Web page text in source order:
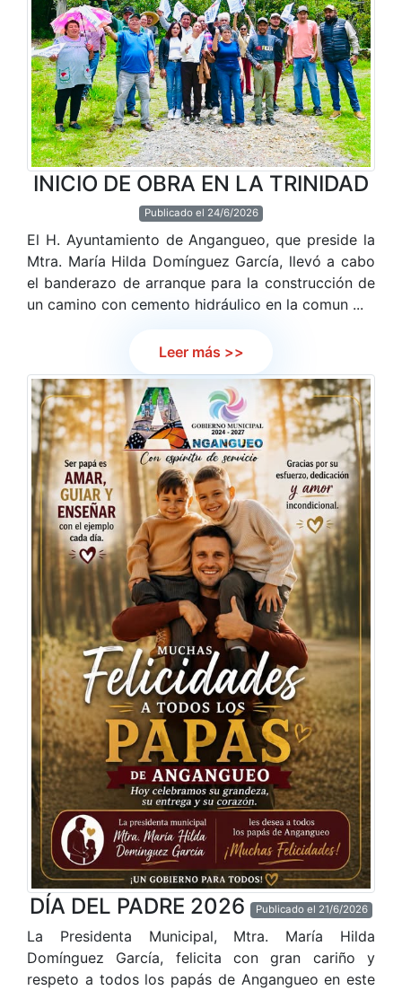
INICIO DE OBRA EN LA TRINIDAD
Publicado el 24/6/2026
El H. Ayuntamiento de Angangueo, que preside la
Mtra. María Hilda Domínguez García, llevó a cabo
el banderazo de arranque para la construcción de
un camino con cemento hidráulico en la comun ...
Leer más >>
DÍA DEL PADRE 2026 Publicado el 21/6/2026
La Presidenta Municipal, Mtra. María Hilda
Domínguez García, felicita con gran cariño y
respeto a todos los papás de Angangueo en este